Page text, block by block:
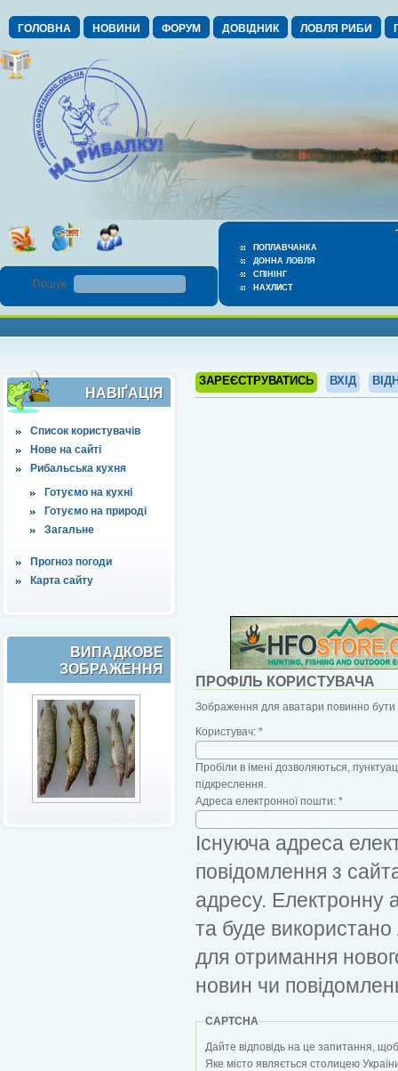
ГОЛОВНА НОВИНИ ФОРУМ ДОВІДНИК ЛОВЛЯ РИБИ
ПОПЛАВЧАНКА
ДОННА ЛОВЛЯ
СПІНІНГ
НАХЛИСТ
Пошук :
НАВІҐАЦІЯ
Список користувачів
Нове на сайті
Рибальська кухня
Готуємо на кухні
Готуємо на природі
Загальне
Прогноз погоди
Карта сайту
ВИПАДКОВЕ
ЗОБРАЖЕННЯ
ЗАРЕЄСТРУВАТИСЬ ВХІД
ПРОФІЛЬ КОРИСТУВАЧА
Зображення для аватари повинно бути
Користувач: *
Пробіли в імені дозволяються,
підкреслення.
Адреса електронної пошти: *
Існуюча адреса
повідомлення з
адресу. Електронну
та буде
для отримання
новин чи
CAPTCHA
Дайте відповідь на це запитання,
Яке місто являється столицею